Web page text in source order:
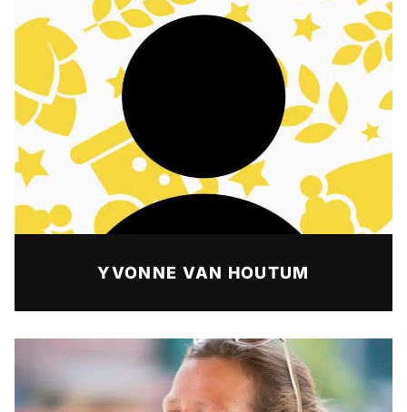
YVONNE VAN HOUTUM